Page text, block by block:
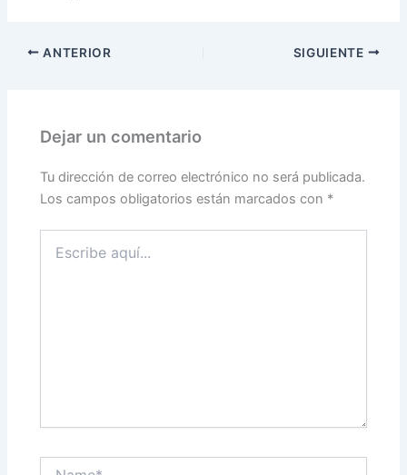
ANTERIOR SIGUIENTE
Dejar un comentario
Tu dirección de correo electrónico no será publicada.
Los campos obligatorios están marcados con *
aquí...